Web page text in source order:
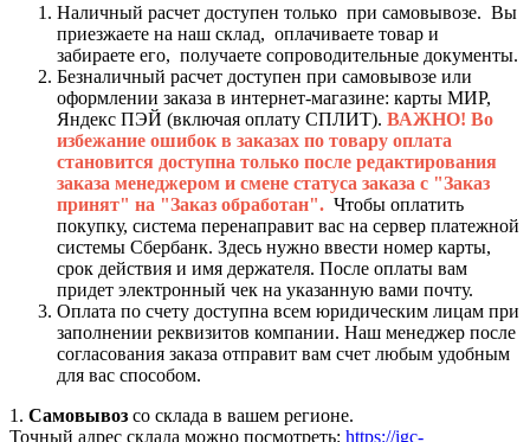
Наличный расчет доступен только при самовывозе. Вы
приезжаете на наш склад, оплачиваете товар и
забираете его, получаете сопроводительные документы.
Безналичный расчет доступен при самовывозе или
оформлении заказа в интернет-магазине: карты МИР,
Яндекс ПЭЙ (включая оплату СПЛИТ). ВАЖНО! Во
избежание ошибок в заказах по товару оплата
становится доступна только после редактирования
заказа менеджером и смене статуса заказа с "Заказ
принят" на "Заказ обработан". Чтобы оплатить
покупку, система перенаправит вас на сервер платежной
системы Сбербанк. Здесь нужно ввести номер карты,
срок действия и имя держателя. После оплаты вам
придет электронный чек на указанную вами почту.
Оплата по счету доступна всем юридическим лицам при
заполнении реквизитов компании. Наш менеджер после
согласования заказа отправит вам счет любым удобным
для вас способом.
1. Самовывоз со склада в вашем регионе.
Точный адрес склада можно посмотреть: https://igc-